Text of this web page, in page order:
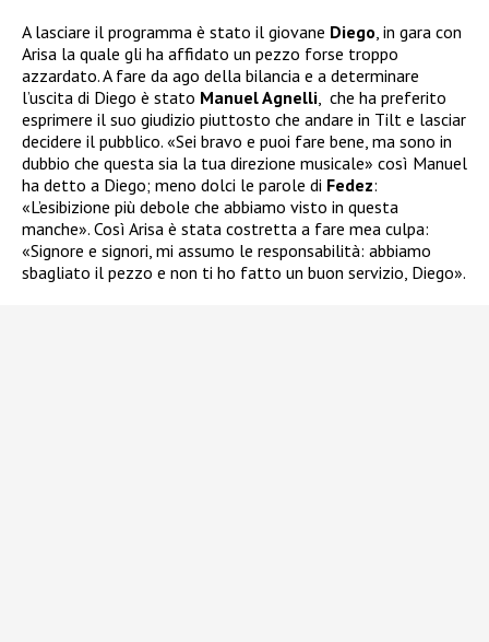
A lasciare il programma è stato il giovane Diego , in gara con
Arisa la quale gli ha affidato un pezzo forse troppo
azzardato.A fare da ago della bilancia e a determinare
l’uscita di Diego è stato Manuel Agnelli che ha preferito
esprimere il suo giudizio piuttosto che andare in Tilt e lasciar
decidere il pubblico. «Sei bravo e puoi fare bene, ma sono in
dubbio che questa sia la tua direzione musicale» così Manuel
ha detto a Diego; meno dolci le parole di Fedez:
«L’esibizione più debole che abbiamo visto in questa
manche». Così Arisa è stata costretta a fare mea culpa:
«Signore e signori, mi assumo le responsabilità: abbiamo
sbagliato il pezzo e non ti ho fatto un buon servizio, Diego».